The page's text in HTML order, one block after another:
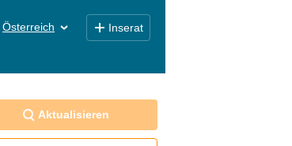
Österreich Inserat
Aktualisieren